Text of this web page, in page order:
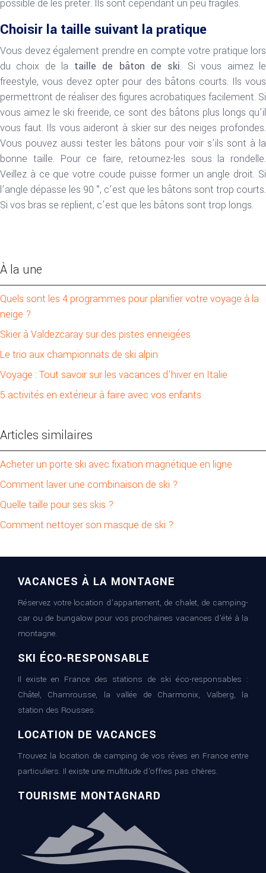
possible de les prêter. Ils sont cependant un peu fragiles.
Choisir la taille suivant la pratique
Vous devez également prendre en compte votre pratique lors
du choix de la taille de bâton de ski. Si vous aimez le
freestyle, vous devez opter pour des bâtons courts. Ils vous
permettront de réaliser des figures acrobatiques facilement. Si
vous aimez le ski freeride, ce sont des bâtons plus longs qu’il
vous faut. Ils vous aideront à skier sur des neiges profondes.
Vous pouvez aussi tester les bâtons pour voir s’ils sont à la
bonne taille. Pour ce faire, retournez-les sous la rondelle.
Veillez à ce que votre coude puisse former un angle droit. Si
l’angle dépasse les 90 °, c’est que les bâtons sont trop courts.
Si vos bras se replient, c’est que les bâtons sont trop longs.
À la une
Quels sont les 4 programmes pour planifier votre voyage à la
neige ?
Skier à Valdezcaray sur des pistes enneigées
Le trio aux championnats de ski alpin
Voyage : Tout savoir sur les vacances d’hiver en Italie
5 activités en extérieur à faire avec vos enfants
Articles similaires
Acheter un porte ski avec fixation magnétique en ligne
Comment laver une combinaison de ski ?
Quelle taille pour ses skis ?
Comment nettoyer son masque de ski ?
VACANCES À LA MONTAGNE
Réservez votre location d’appartement, de chalet, de camping-
car ou de bungalow pour vos prochaines vacances d’été à la
montagne.
SKI ÉCO-RESPONSABLE
Il existe en France des stations de ski éco-responsables :
Châtel, Chamrousse, la vallée de Charmonix, Valberg, la
station des Rousses.
LOCATION DE VACANCES
Trouvez la location de camping de vos rêves en France entre
particuliers. Il existe une multitude d’offres pas chères.
TOURISME MONTAGNARD